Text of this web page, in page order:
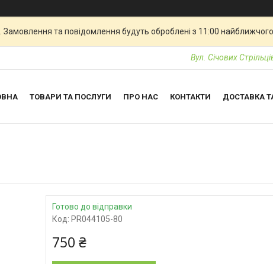
Замовлення та повідомлення будуть оброблені з 11:00
Вул. Січових
ТОВАРИ ТА ПОСЛУГИ ПРО НАС КОНТАКТИ ДОСТАВКА
Готово до відправки
Код: PR044105-80
750 ₴